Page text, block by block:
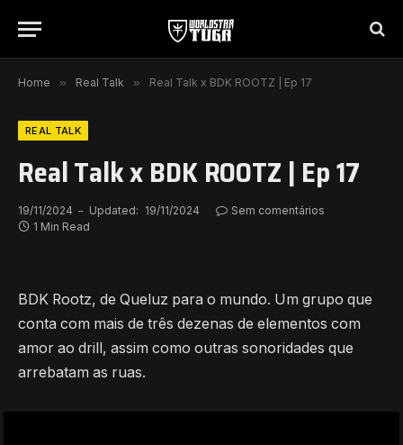
Home » Real Talk » Real Talk x BDK ROOTZ | Ep 17
REAL TALK
Real Talk x BDK ROOTZ | Ep 17
19/11/2024 Updated: 19/11/2024
Sem comentários
1 Min Read
BDK Rootz, de Queluz para o mundo. Um grupo que
conta com mais de três dezenas de elementos com
amor ao drill, assim como outras sonoridades que
arrebatam as ruas.